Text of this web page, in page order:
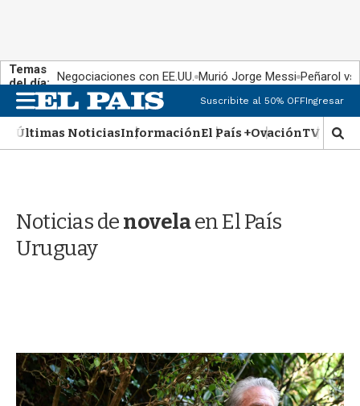
Temas
del día: Negociaciones con EE.UU. Murió Jorge Messi Peñarol
M
e
n
u
Suscribite al 50% OFFIngresar
Últimas NoticiasInformaciónEl País +OvaciónTV Show
M
o
d
a
Noticias denovelaen El País
Uruguay